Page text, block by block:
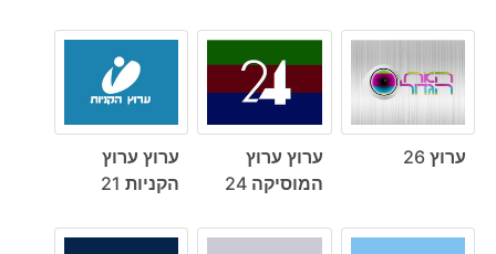
ערוץ 26
ערוץ ערוץ
המוסיקה 24
ערוץ ערוץ
הקניות 21